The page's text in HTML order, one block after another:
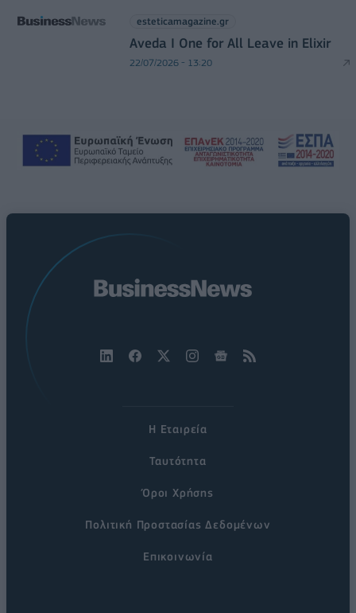
esteticamagazine.gr
Aveda I One for All Leave in Elixir
22/07/2026 - 13:20
Η Εταιρεία
Ταυτότητα
Όροι Χρήσης
Πολιτική Προστασίας Δεδομένων
Επικοινωνία